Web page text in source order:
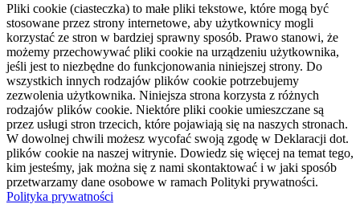
Pliki cookie (ciasteczka) to małe pliki tekstowe, które mogą być
stosowane przez strony internetowe, aby użytkownicy mogli
korzystać ze stron w bardziej sprawny sposób. Prawo stanowi, że
możemy przechowywać pliki cookie na urządzeniu użytkownika,
jeśli jest to niezbędne do funkcjonowania niniejszej strony. Do
wszystkich innych rodzajów plików cookie potrzebujemy
zezwolenia użytkownika. Niniejsza strona korzysta z różnych
rodzajów plików cookie. Niektóre pliki cookie umieszczane są
przez usługi stron trzecich, które pojawiają się na naszych stronach.
W dowolnej chwili możesz wycofać swoją zgodę w Deklaracji dot.
plików cookie na naszej witrynie. Dowiedz się więcej na temat tego,
kim jesteśmy, jak można się z nami skontaktować i w jaki sposób
przetwarzamy dane osobowe w ramach Polityki prywatności.
Polityka prywatności